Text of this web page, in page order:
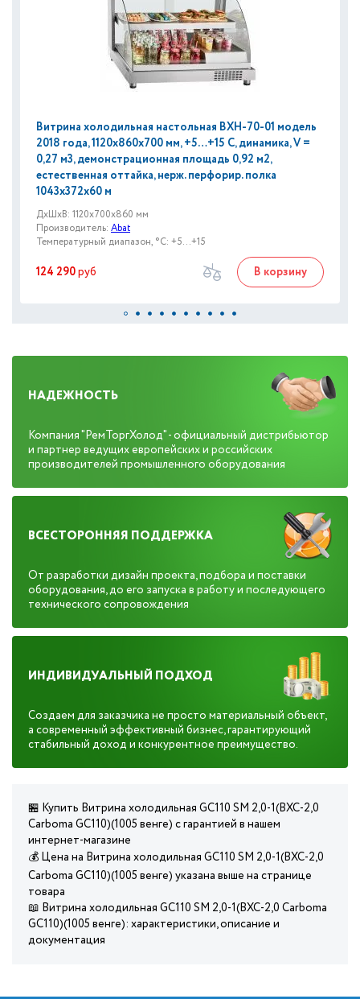
Витрина холодильная настольная ВХН-70-01 модель
2018 года, 1120х860х700 мм, +5…+15 С, динамика, V =
0,27 м3, демонстрационная площадь 0,92 м2,
естественная оттайка, нерж. перфорир. полка
1043х372х60 м
ДxШxВ: 1120x700x860 мм
Производитель: Abat
Температурный диапазон, °C: +5...+15
124 290руб В корзину
НАДЕЖНОСТЬ
Компания "РемТоргХолод" - официальный дистрибьютор
и партнер ведущих европейских и российских
производителей промышленного оборудования
ВСЕСТОРОННЯЯ ПОДДЕРЖКА
От разработки дизайн проекта, подбора и поставки
оборудования, до его запуска в работу и последующего
технического сопровождения
ИНДИВИДУАЛЬНЫЙ ПОДХОД
Создаем для заказчика не просто материальный объект,
а современный эффективный бизнес, гарантирующий
стабильный доход и конкурентное преимущество.
🏪 Купить Витрина холодильная GC110 SM 2,0-1(ВХС-2,0
Carboma GC110)(1005 венге) с гарантией в нашем
интернет-магазине
💰 Цена на Витрина холодильная GC110 SM 2,0-1(ВХС-2,0
Carboma GC110)(1005 венге) указана выше на странице
товара
📖 Витрина холодильная GC110 SM 2,0-1(ВХС-2,0 Carboma
GC110)(1005 венге): характеристики, описание и
документация